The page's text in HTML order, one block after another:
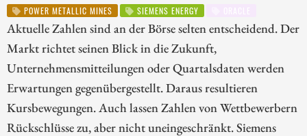
POWER METALLIC MINES SIEMENS ENERGY
Aktuelle Zahlen sind an der Börse selten entscheidend. Der
Markt richtet seinen Blick in die Zukunft,
Unternehmensmitteilungen oder Quartalsdaten werden
Erwartungen gegenübergestellt. Daraus resultieren
Kursbewegungen. Auch lassen Zahlen von Wettbewerbern
Rückschlüsse zu, aber nicht uneingeschränkt. Siemens